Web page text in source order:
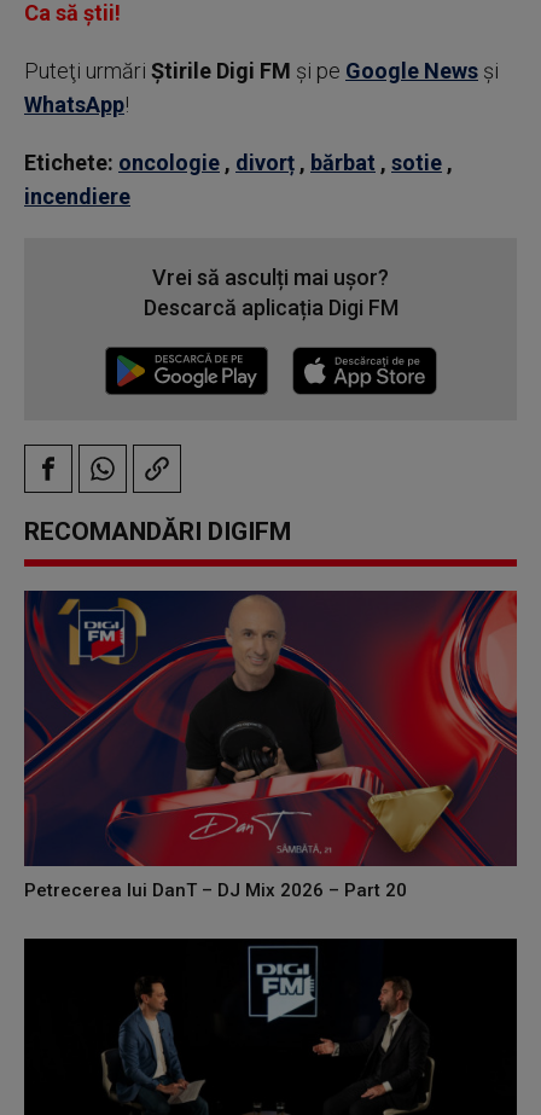
Ca să știi!
Puteţi urmări Știrile Digi FM şi pe Google News şi
WhatsApp!
Etichete: oncologie , divorț , bărbat , sotie ,
incendiere
Vrei să asculți mai ușor?
Descarcă aplicația Digi FM
RECOMANDĂRI DIGIFM
Petrecerea lui DanT – DJ Mix 2026 – Part 20